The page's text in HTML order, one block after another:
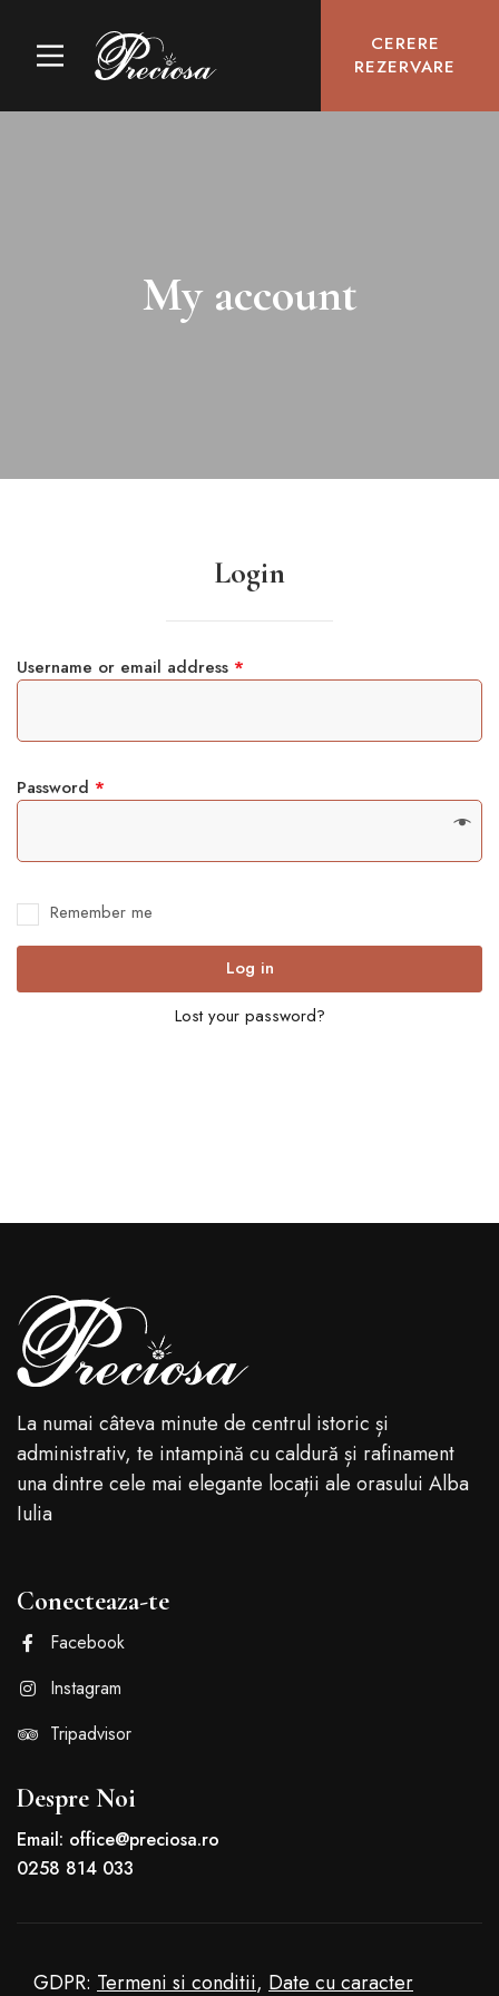
CERERE
REZERVARE
My account
Login
Username or email address *
Password *
Remember me
Log in
Lost your password?
La numai câteva minute de centrul istoric și
administrativ, te intampină cu caldură și rafinament
una dintre cele mai elegante locații ale orasului Alba
Iulia
Conecteaza-te
Facebook
Instagram
Tripadvisor
Despre Noi
Email: office@preciosa.ro
0258 814 033
GDPR: Termeni si conditii, Date cu caracter